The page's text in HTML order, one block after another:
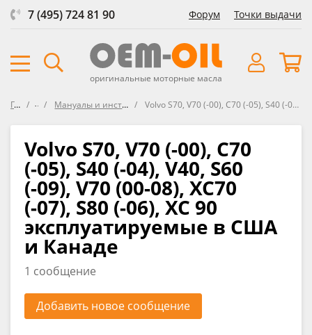
7 (495) 724 81 90 Форум Точки выдачи
оригинальные моторные масла
Главная ФорумМануалы и инструкции по эксплуатации автомобилей VOLVO Volvo S70, V70 (-00), C70 (-05), S40 (-04), V40, S60 (-09), V70 (00-08), XC70 (-07), S80 (-06), XC 90 эксплуатируемые в США и Канаде
Volvo S70, V70 (-00), C70
(-05), S40 (-04), V40, S60
(-09), V70 (00-08), XC70
(-07), S80 (-06), XC 90
эксплуатируемые в США
и Канаде
1 сообщение
Добавить новое сообщение